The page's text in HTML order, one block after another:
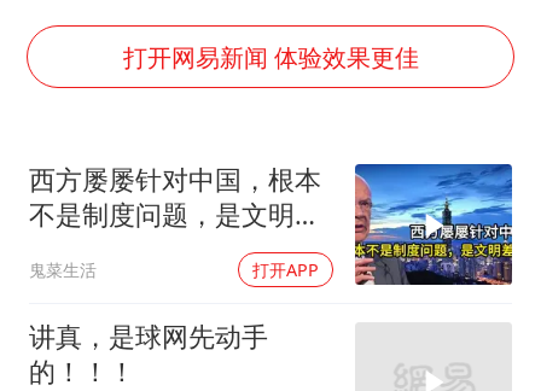
吉林一“温度计大楼”读数爆表
女子利用漏洞0元薅走3000多件家电
东方甄选被判赔偿江小白30万元
奋进开新局 实干挑大梁
打开网易新闻 体验效果更佳
西方屡屡针对中国，根本
不是制度问题，是文明差
鬼菜生活 打开APP
讲真，是球网先动手
的！！！